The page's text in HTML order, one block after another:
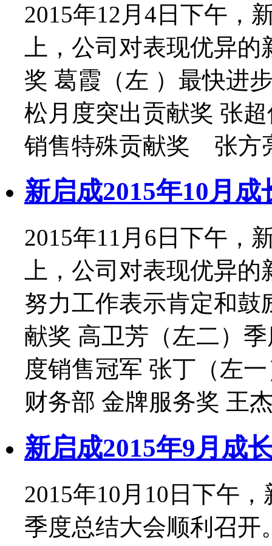
2015年12月4日下午，
上，公司对表现优异
奖 葛霞（左 ）最快进
松月度突出贡献奖 张
销售特殊贡献奖 张方
新启成2015年10月成
2015年11月6日下午，
上，公司对表现优异
努力工作表示肯定和鼓
献奖 高卫芳（左二）
度销售冠军 张丁（左
财务部 金牌服务奖 王
新启成2015年9月成
2015年10月10日下午
季度总结大会顺利召开